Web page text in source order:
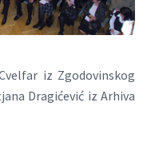
iz Zgodovinskog
Dragićević iz Arhiva